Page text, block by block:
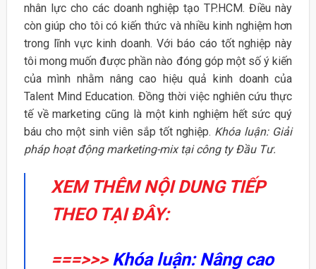
nhân lực cho các doanh nghiệp tạo TP.HCM. Điều này
còn giúp cho tôi có kiến thức và nhiều kinh nghiệm hơn
trong lĩnh vực kinh doanh. Với báo cáo tốt nghiệp này
tôi mong muốn được phần nào đóng góp một số ý kiến
của mình nhằm nâng cao hiệu quả kinh doanh của
Talent Mind Education. Đồng thời việc nghiên cứu thực
tế về marketing cũng là một kinh nghiệm hết sức quý
báu cho một sinh viên sắp tốt nghiệp. Khóa luận: Giải
pháp hoạt động marketing-mix tại công ty Đầu Tư.
XEM THÊM NỘI DUNG TIẾP
THEO TẠI ĐÂY:
===>>> Khóa luận: Nâng cao